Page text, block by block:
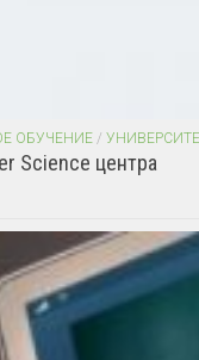
ОБУЧЕНИЕ /
Science центра